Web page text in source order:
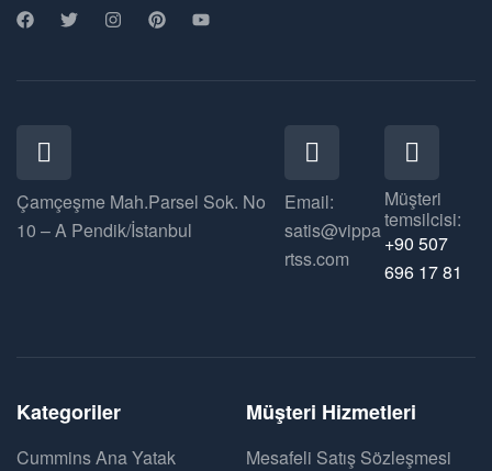
Çamçeşme Mah.Parsel Sok. No
10 – A Pendik/İstanbul
Email:
satis@vippa
rtss.com
Müşteri
temsilcisi:
+90 507
696 17 81
Kategoriler
Cummins Ana Yatak
Müşteri Hizmetleri
Mesafeli Satış Sözleşmesi